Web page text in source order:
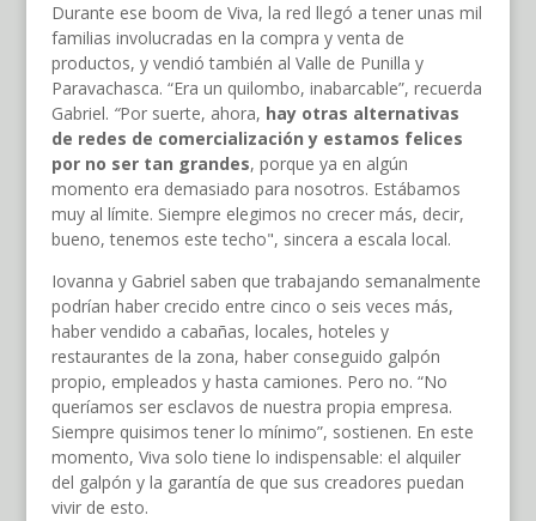
Durante ese boom de Viva, la red llegó a tener unas mil
familias involucradas en la compra y venta de
productos, y vendió también al Valle de Punilla y
Paravachasca. “Era un quilombo, inabarcable”, recuerda
Gabriel. “Por suerte, ahora, hay otras alternativas
de redes de comercialización y estamos felices
por no ser tan grandes, porque ya en algún
momento era demasiado para nosotros. Estábamos
muy al límite. Siempre elegimos no crecer más, decir,
bueno, tenemos este techo", sincera a escala local.
Iovanna y Gabriel saben que trabajando semanalmente
podrían haber crecido entre cinco o seis veces más,
haber vendido a cabañas, locales, hoteles y
restaurantes de la zona, haber conseguido galpón
propio, empleados y hasta camiones. Pero no. “No
queríamos ser esclavos de nuestra propia empresa.
Siempre quisimos tener lo mínimo”, sostienen. En este
momento, Viva solo tiene lo indispensable: el alquiler
del galpón y la garantía de que sus creadores puedan
vivir de esto.